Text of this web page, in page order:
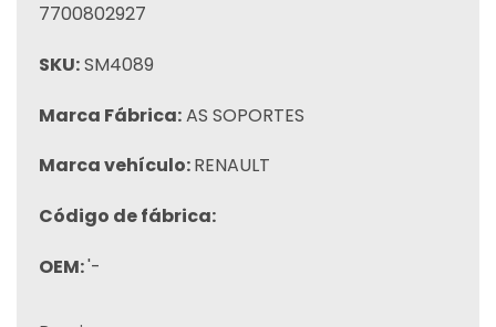
7700802927
SKU:SM4089
Marca Fábrica:AS SOPORTES
Marca vehículo:RENAULT
Código de fábrica:
OEM:'-